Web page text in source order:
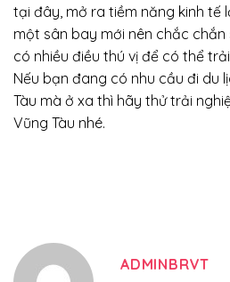
tại đây, mở ra tiềm năng kinh tế
một sân bay mới nên chắc chắn
có nhiều điều thú vị để có thể
Nếu bạn đang có nhu cầu đi du
Tàu mà ở xa thì hãy thử trải
Vũng Tàu nhé.
ADMINBRVT